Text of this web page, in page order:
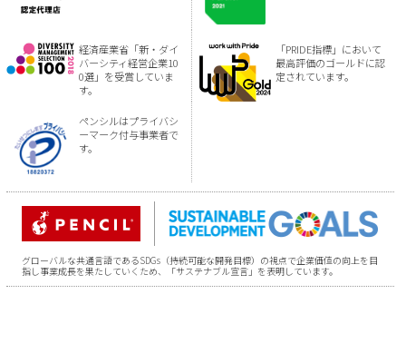
経済産業省「新・ダイ
バーシティ経営企業10
0選」を受賞していま
す。
「PRIDE指標」において
最高評価のゴールドに認
定されています。
ペンシルはプライバシ
ーマーク付与事業者で
す。
グローバルな共通言語であるSDGs（持続可能な開発目標）の視点で企業価値の向上を目
指し事業成長を果たしていくため、「サステナブル宣言」を表明しています。